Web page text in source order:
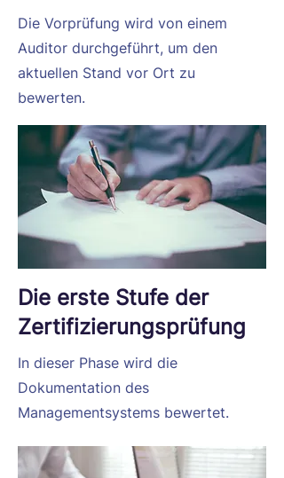
Die Vorprüfung wird von einem
Auditor durchgeführt, um den
aktuellen Stand vor Ort zu
bewerten.
Die erste Stufe der
Zertifizierungsprüfung
In dieser Phase wird die
Dokumentation des
Managementsystems bewertet.